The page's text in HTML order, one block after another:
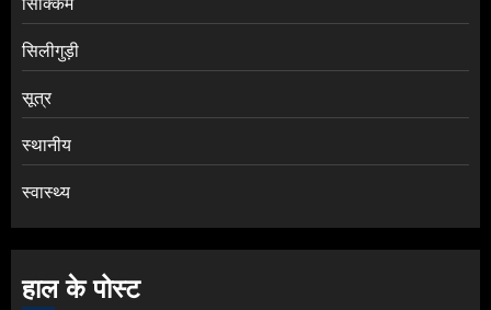
सिलीगुड़ी
सूत्र
स्थानीय
स्वास्थ्य
हाल के पोस्ट